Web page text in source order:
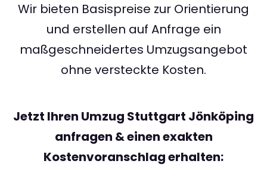
Wir bieten Basispreise zur Orientierung
und erstellen auf Anfrage ein
maßgeschneidertes Umzugsangebot
ohne versteckte Kosten.
Jetzt Ihren Umzug Stuttgart Jönköping
anfragen & einen exakten
Kostenvoranschlag erhalten: